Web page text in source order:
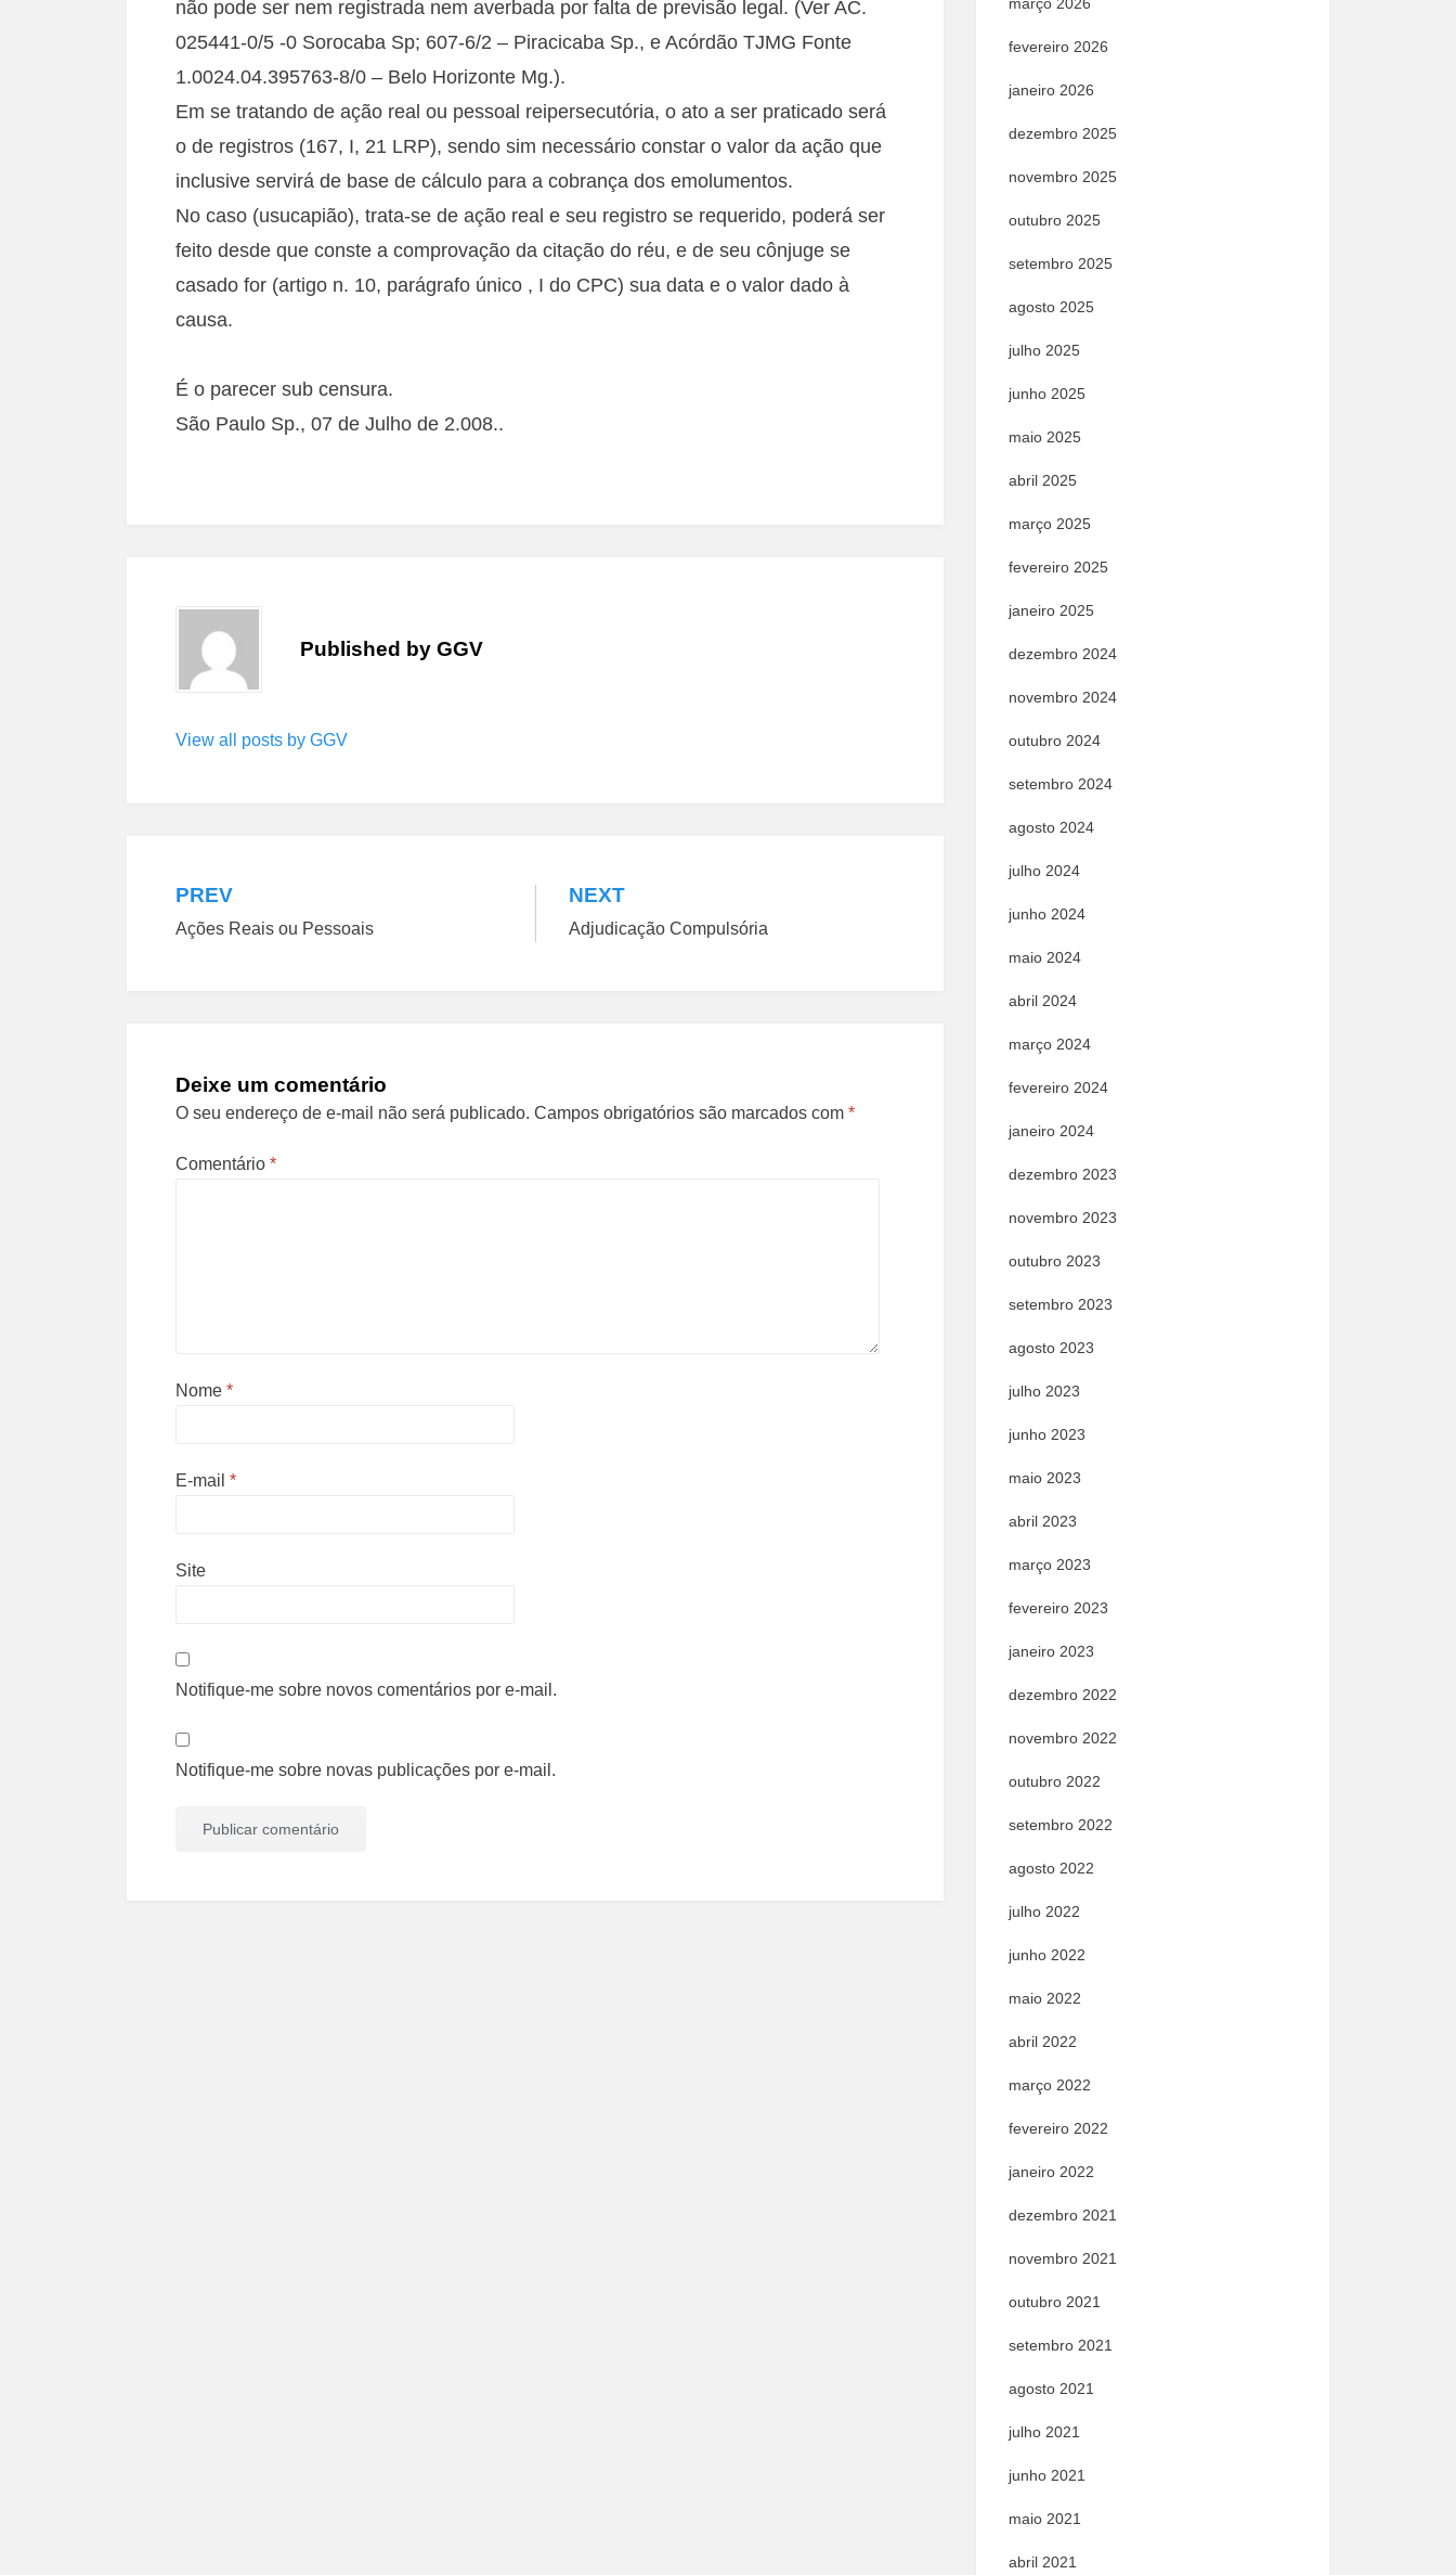
não pode ser nem registrada nem averbada por falta de previsão legal. (Ver AC.
025441-0/5 -0 Sorocaba Sp; 607-6/2 – Piracicaba Sp., e Acórdão TJMG Fonte
1.0024.04.395763-8/0 – Belo Horizonte Mg.).
Em se tratando de ação real ou pessoal reipersecutória, o ato a ser praticado será
o de registros (167, I, 21 LRP), sendo sim necessário constar o valor da ação que
inclusive servirá de base de cálculo para a cobrança dos emolumentos.
No caso (usucapião), trata-se de ação real e seu registro se requerido, poderá ser
feito desde que conste a comprovação da citação do réu, e de seu cônjuge se
casado for (artigo n. 10, parágrafo único , I do CPC) sua data e o valor dado à
causa.
É o parecer sub censura.
São Paulo Sp., 07 de Julho de 2.008..
Published by GGV
View all posts by GGV
Navegação
de
PREV
Ações Reais ou Pessoais
NEXT
Adjudicação Compulsória
Deixe um comentário
O seu endereço de e-mail não será publicado. Campos obrigatórios são marcados com *
Comentário *
Nome *
E-mail *
Site
Notifique-me sobre novos comentários por e-mail.
Notifique-me sobre novas publicações por e-mail.
fevereiro 2026
janeiro 2026
dezembro 2025
novembro 2025
outubro 2025
setembro 2025
agosto 2025
julho 2025
junho 2025
maio 2025
abril 2025
março 2025
fevereiro 2025
janeiro 2025
dezembro 2024
novembro 2024
outubro 2024
setembro 2024
agosto 2024
julho 2024
junho 2024
maio 2024
abril 2024
março 2024
fevereiro 2024
janeiro 2024
dezembro 2023
novembro 2023
outubro 2023
setembro 2023
agosto 2023
julho 2023
junho 2023
maio 2023
abril 2023
março 2023
fevereiro 2023
janeiro 2023
dezembro 2022
novembro 2022
outubro 2022
setembro 2022
agosto 2022
julho 2022
junho 2022
maio 2022
abril 2022
março 2022
fevereiro 2022
janeiro 2022
dezembro 2021
novembro 2021
outubro 2021
setembro 2021
agosto 2021
julho 2021
junho 2021
maio 2021
abril 2021